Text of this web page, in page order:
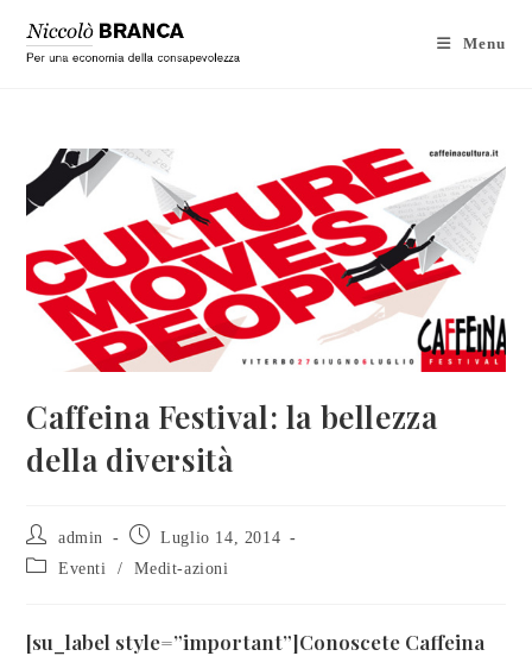
Menu
Caffeina Festival: la bellezza
della diversità
admin
Luglio 14, 2014
Eventi
/ Medit-azioni
[su_label style=”important”]Conoscete Caffeina